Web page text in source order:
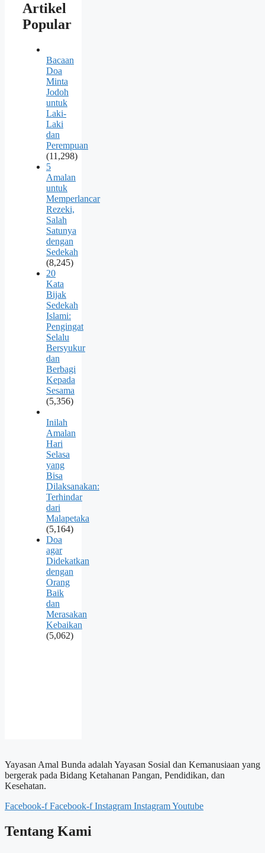
Artikel
Popular
Bacaan
Doa
Minta
Jodoh
untuk
Laki-
Laki
dan
Perempuan
(11,298)
5
Amalan
untuk
Memperlancar
Rezeki,
Salah
Satunya
dengan
Sedekah
(8,245)
20
Kata
Bijak
Sedekah
Islami:
Pengingat
Selalu
Bersyukur
dan
Berbagi
Kepada
Sesama
(5,356)
Inilah
Amalan
Hari
Selasa
yang
Bisa
Dilaksanakan:
Terhindar
dari
Malapetaka
(5,164)
Doa
agar
Didekatkan
dengan
Orang
Baik
dan
Merasakan
Kebaikan
(5,062)
Yayasan Amal Bunda adalah Yayasan Sosial dan Kemanusiaan yang
bergerak pada Bidang Ketahanan Pangan, Pendidikan, dan
Kesehatan.
Facebook-f Facebook-f Instagram InstagramYoutube
Tentang Kami